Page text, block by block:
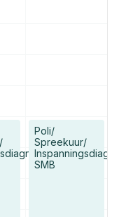
Poli/
Spreekuur/
SMB